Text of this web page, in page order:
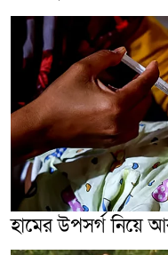
হামের উপসর্গ নিয়ে